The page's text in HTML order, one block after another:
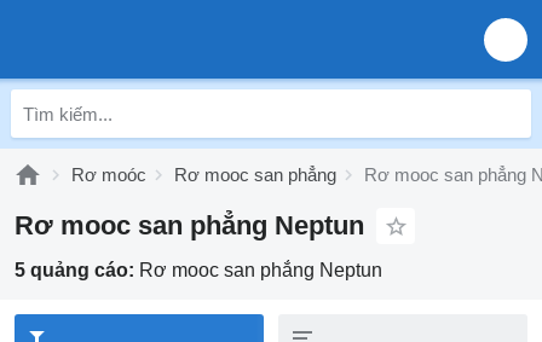
Rơ moóc Rơ mooc san phẳng Rơ mooc san phẳng
Rơ mooc san phẳng Neptun
5 quảng cáo: Rơ mooc san phẳng Neptun